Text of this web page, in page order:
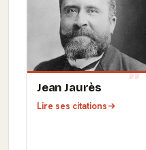
Jean Jaurès
Lire ses citations